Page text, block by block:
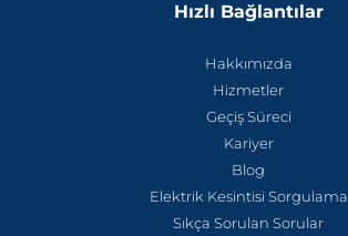
Hızlı Bağlantılar
Hakkımızda
Hizmetler
Geçiş Süreci
Kariyer
Blog
Elektrik Kesintisi Sorgulama
Sıkça Sorulan Sorular